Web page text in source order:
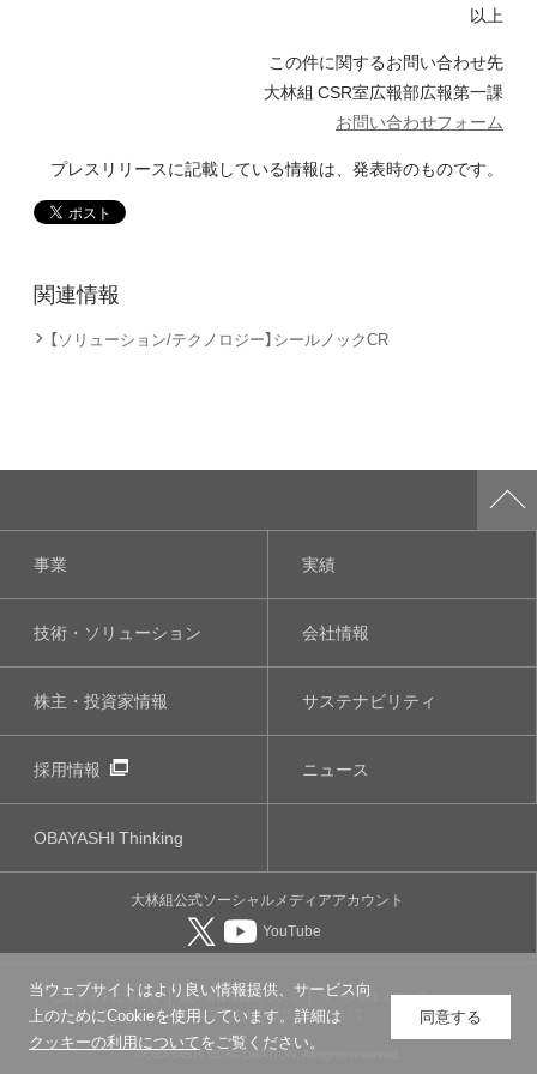
当ウェブサイトはより良い情報提供、サービス向
上のためにCookieを使用しています。詳細は
クッキーの利用についてをご覧ください。
同意する
以上
この件に関するお問い合わせ先
大林組 CSR室広報部広報第一課
お問い合わせフォーム
プレスリリースに記載している情報は、発表時のものです。
関連情報
【ソリューション/テクノロジー】シールノックCR
事業 実績
技術・ソリューション 会社情報
株主・投資家情報 サステナビリティ
採用情報 ニュース
OBAYASHIThinking
大林組公式ソーシャルメディアアカウント
YouTube
このサイトについて 個人情報保護について
ソーシャルメディアポリシー
ウェブアクセシビリティについて
©OBAYASHI CORPORATION, All rights reserved.